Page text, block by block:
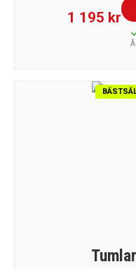
1 195 kr